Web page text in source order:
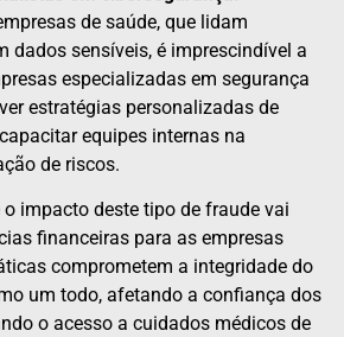
de saúde, que lidam
dados sensíveis, é imprescindível a
especializadas em segurança
estratégias personalizadas de
equipes internas na
de riscos.
impacto deste tipo de fraude vai
financeiras para as empresas
comprometem a integridade do
um todo, afetando a confiança dos
o acesso a cuidados médicos de